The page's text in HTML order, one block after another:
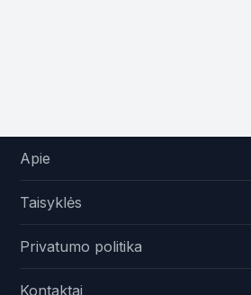
Apie
Taisyklės
Privatumo politika
Kontaktai